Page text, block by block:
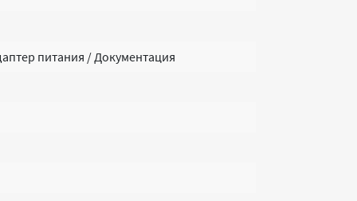
питания / Документация